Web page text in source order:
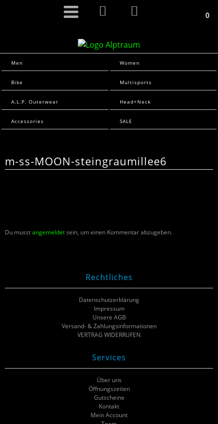
0
Men Women
Bike Multisports
A.L.P. Outerwear Head+Neck
Accessories SALE
m-ss-MOON-steingraumillee6
Du musstangemeldetsein, um einen Kommentar abzugeben.
Rechtliches
Datenschutzerklärung
Impressum
Unsere AGB
Versand- & Zahlungsinformationen
VERTRAG WIDERRUFEN
Services
Über uns
Öffnungszeiten
Gutscheine
Kontakt
Mein Account